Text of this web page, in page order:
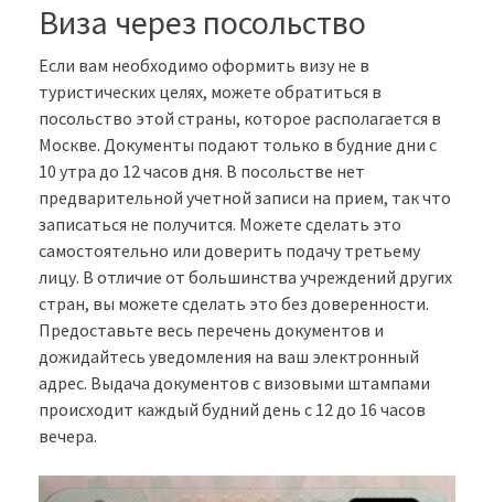
Виза через посольство
Если вам необходимо оформить визу не в
туристических целях, можете обратиться в
посольство этой страны, которое располагается в
Москве. Документы подают только в будние дни с
10 утра до 12 часов дня. В посольстве нет
предварительной учетной записи на прием, так что
записаться не получится. Можете сделать это
самостоятельно или доверить подачу третьему
лицу. В отличие от большинства учреждений других
стран, вы можете сделать это без доверенности.
Предоставьте весь перечень документов и
дожидайтесь уведомления на ваш электронный
адрес. Выдача документов с визовыми штампами
происходит каждый будний день с 12 до 16 часов
вечера.